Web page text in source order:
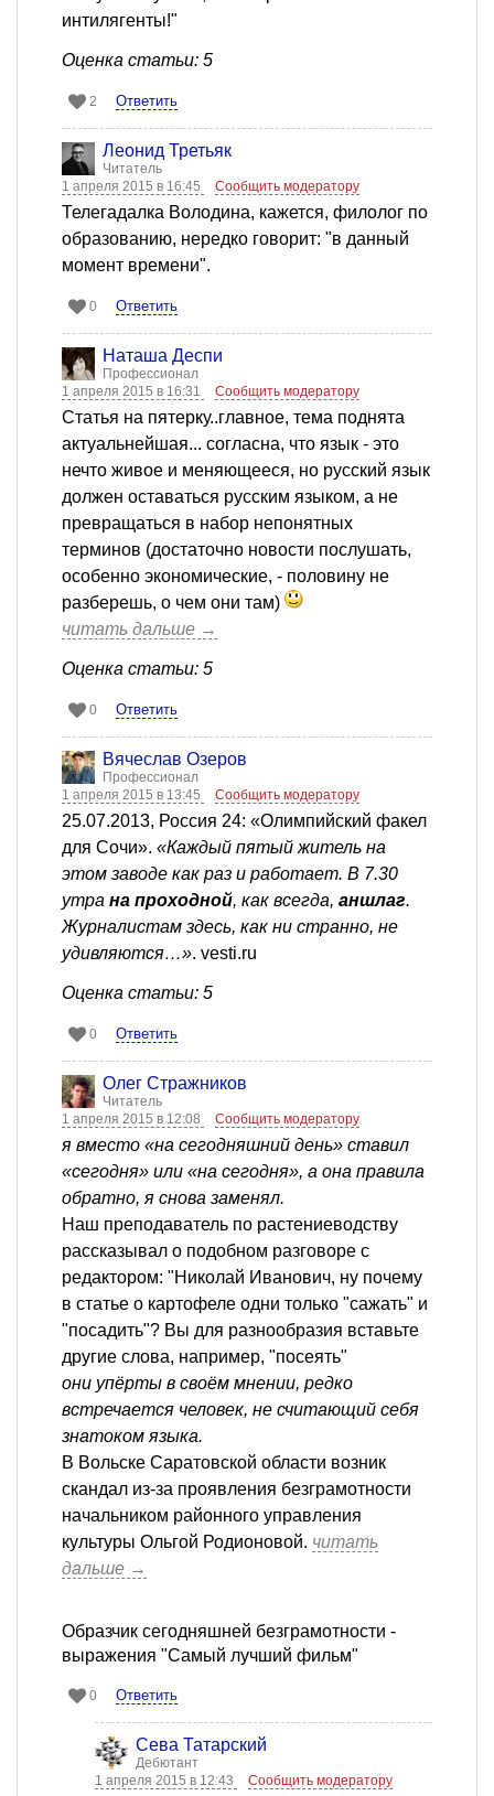
интилягенты!"
Оценка статьи: 5
2 Ответить
Леонид Третьяк
Читатель
1 апреля 2015 в 16:45
Сообщить модератору
Телегадалка Володина, кажется, филолог по
образованию, нередко говорит: "в данный
момент времени".
0 Ответить
Наташа Деспи
Профессионал
1 апреля 2015 в 16:31
Сообщить модератору
Статья на пятерку..главное, тема поднята
актуальнейшая... согласна, что язык - это
нечто живое и меняющееся, но русский язык
должен оставаться русским языком, а не
превращаться в набор непонятных
терминов (достаточно новости послушать,
особенно экономические, - половину не
разберешь, о чем они там)
читать дальше →
Оценка статьи: 5
0 Ответить
Вячеслав Озеров
Профессионал
1 апреля 2015 в 13:45
Сообщить модератору
25.07.2013, Россия 24: «Олимпийский факел
для Сочи». «Каждый пятый житель на
этом заводе как раз и работает. В 7.30
утра на проходной, как всегда, аншлаг.
Журналистам здесь, как ни странно, не
удивляются…». vesti.ru
Оценка статьи: 5
0 Ответить
Олег Стражников
Читатель
1 апреля 2015 в 12:08
Сообщить модератору
я вместо «на сегодняшний день» ставил
«сегодня» или «на сегодня», а она правила
обратно, я снова заменял.
Наш преподаватель по растениеводству
рассказывал о подобном разговоре с
редактором: "Николай Иванович, ну почему
в статье о картофеле одни только "сажать" и
"посадить"? Вы для разнообразия вставьте
другие слова, например, "посеять"
они упёрты в своём мнении, редко
встречается человек, не считающий себя
знатоком языка.
В Вольске Саратовской области возник
скандал из-за проявления безграмотности
начальником районного управления
культуры Ольгой Родионовой. читать
дальше →
Образчик сегодняшней безграмотности -
выражения "Самый лучший фильм"
0 Ответить
Сева Татарский
Дебютант
1 апреля 2015 в 12:43
Сообщить модератору